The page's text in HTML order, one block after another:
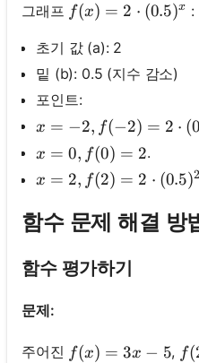
그래프 f(x)=2
f(x) = 2 ⋅ (0.5)x :
초기 값 (a): 2
밑 (b): 0.5 (지수 감소)
포인트:
x=-2, f(-2)=2
x = −2, f(−2) = 2 ⋅ (
x=0, f(0)=2
x = 0, f(0) = 2.
x=2, f(2)=2
x = 2, f(2) = 2 ⋅ (0.5)2
함수 문제 해결 방
함수 평가하기
문제:
주어진 f(x)=3 x-5
f(x) = 3x − 5, f(